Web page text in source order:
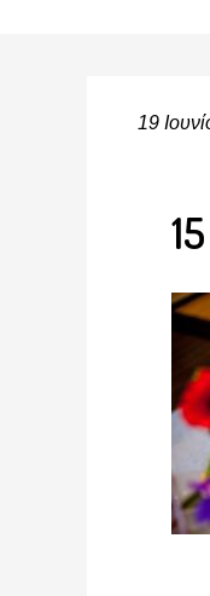
19